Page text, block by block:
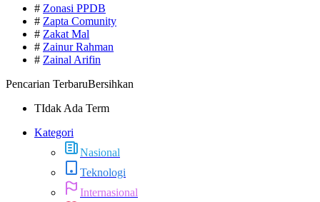
# Zonasi PPDB
# Zapta Comunity
# Zakat Mal
# Zainur Rahman
# Zainal Arifin
Pencarian TerbaruBersihkan
TIdak Ada Term
Kategori
Nasional
Teknologi
Internasional